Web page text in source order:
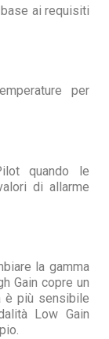
ai requisiti
per
quando le
di allarme
la gamma
Gain copre un
è più sensibile
Low Gain